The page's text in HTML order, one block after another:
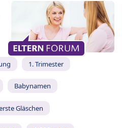
1. Trimester
Babynamen
Gläschen